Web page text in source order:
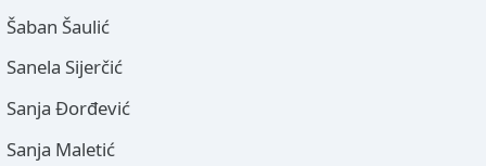
Šaban Šaulić
Sanela Sijerčić
Sanja Đorđević
Sanja Maletić